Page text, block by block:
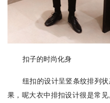
扣子的时尚化身
纽扣的设计呈竖条纹排列
果，呢大衣中排扣设计很是常